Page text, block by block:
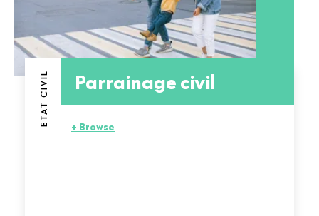
ETAT CIVIL Parrainage civil
+ Browse